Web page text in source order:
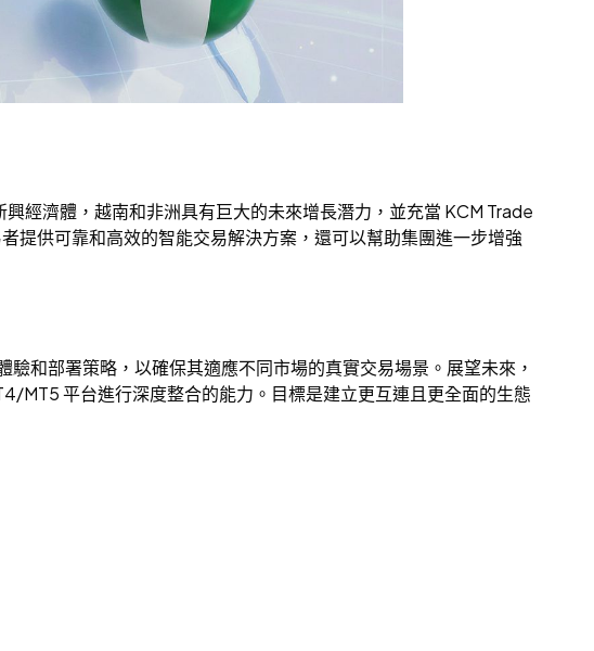
經濟體，越南和非洲具有巨大的未來增長潛力，並充當 KCM Trade
提供可靠和高效的智能交易解決方案，還可以幫助集團進一步增強
和部署策略，以確保其適應不同市場的真實交易場景。展望未來，
MT5 平台進行深度整合的能力。目標是建立更互連且更全面的生態